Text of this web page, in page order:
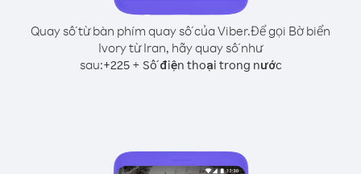
Quay số từ bàn phím quay số của Viber.Để gọi Bờ biển
Ivory từ Iran, hãy quay số như
sau:+225+ Số điện thoại trong nước